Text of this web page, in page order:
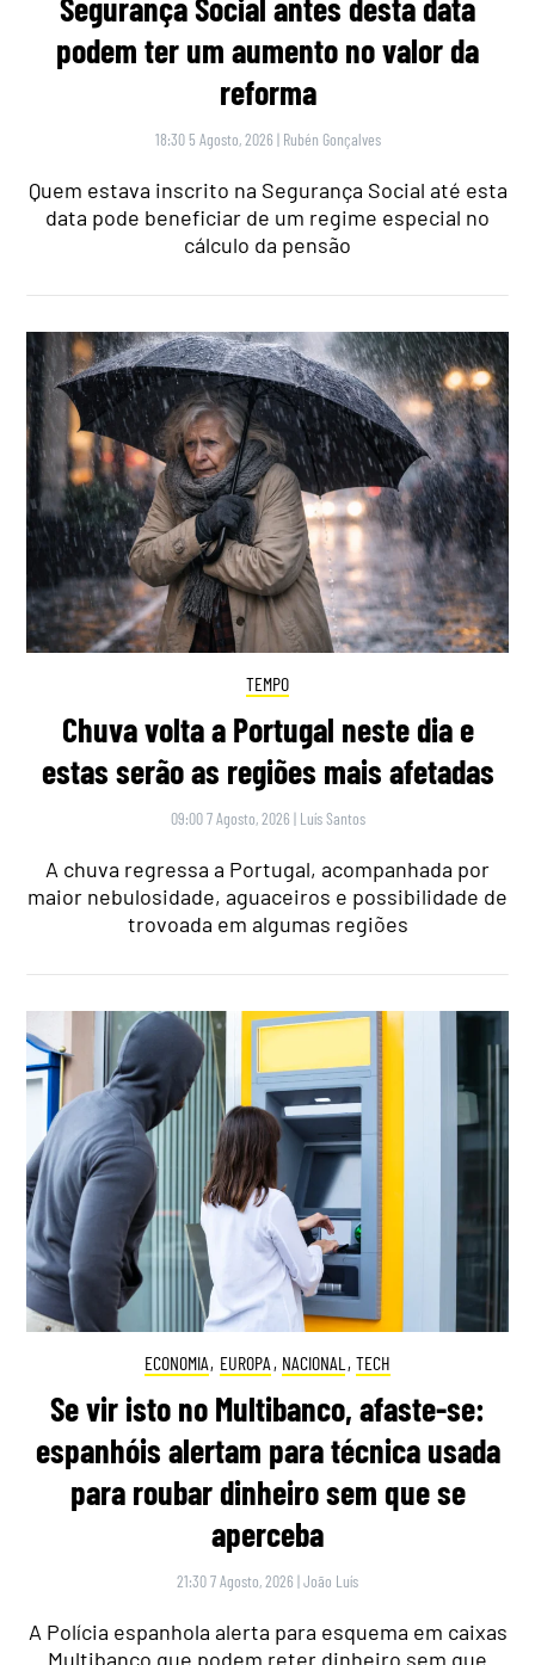
Segurança Social antes desta data
podem ter um aumento no valor da
reforma
18:30 5 Agosto, 2026 | Rubén Gonçalves
Quem estava inscrito na Segurança Social até esta
data pode beneficiar de um regime especial no
cálculo da pensão
TEMPO
Chuva volta a Portugal neste dia e
estas serão as regiões mais afetadas
09:00 7 Agosto, 2026 | Luís Santos
A chuva regressa a Portugal, acompanhada por
maior nebulosidade, aguaceiros e possibilidade de
trovoada em algumas regiões
ECONOMIA, EUROPA , NACIONAL , TECH
Se vir isto no Multibanco, afaste-se:
espanhóis alertam para técnica usada
para roubar dinheiro sem que se
aperceba
21:30 7 Agosto, 2026 |João Luís
A Polícia espanhola alerta para esquema em caixas
Multibanco que podem reter dinheiro sem que